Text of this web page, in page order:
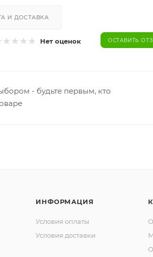
И ДОСТАВКА
Нет оценок ОСТАВИТЬ
- будьте первым, кто
ИНФОРМАЦИЯ
Условия оплаты
Условия доставки